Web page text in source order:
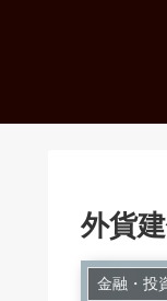
外貨
金融・投